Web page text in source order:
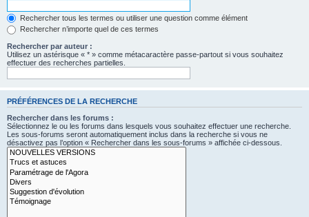
Rechercher tous les termes ou utiliser une question comme élément
Rechercher n’importe quel de ces termes
Rechercher par auteur :
Utilisez un astérisque « * » comme métacaractère passe-partout si vous souhaitez
effectuer des recherches partielles.
PRÉFÉRENCES DE LA RECHERCHE
Rechercher dans les forums :
Sélectionnez le ou les forums dans lesquels vous souhaitez effectuer une recherche.
Les sous-forums seront automatiquement inclus dans la recherche si vous ne
désactivez pas l’option « Rechercher dans les sous-forums » affichée ci-dessous.